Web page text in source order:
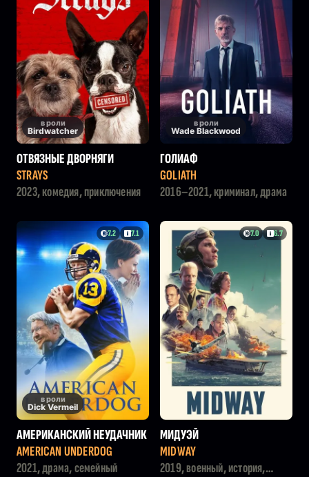
в роли
Birdwatcher
ОТВЯЗНЫЕ ДВОРНЯГИ
STRAYS
2023, комедия, приключения
в роли
Wade Blackwood
ГОЛИАФ
GOLIATH
2016–2021, криминал, драма
7.2 7.1
в роли
Dick Vermeil
АМЕРИКАНСКИЙ НЕУДАЧНИК
AMERICAN UNDERDOG
2021, драма, семейный
7.0 6.7
МИДУЭЙ
MIDWAY
2019, военный, история,